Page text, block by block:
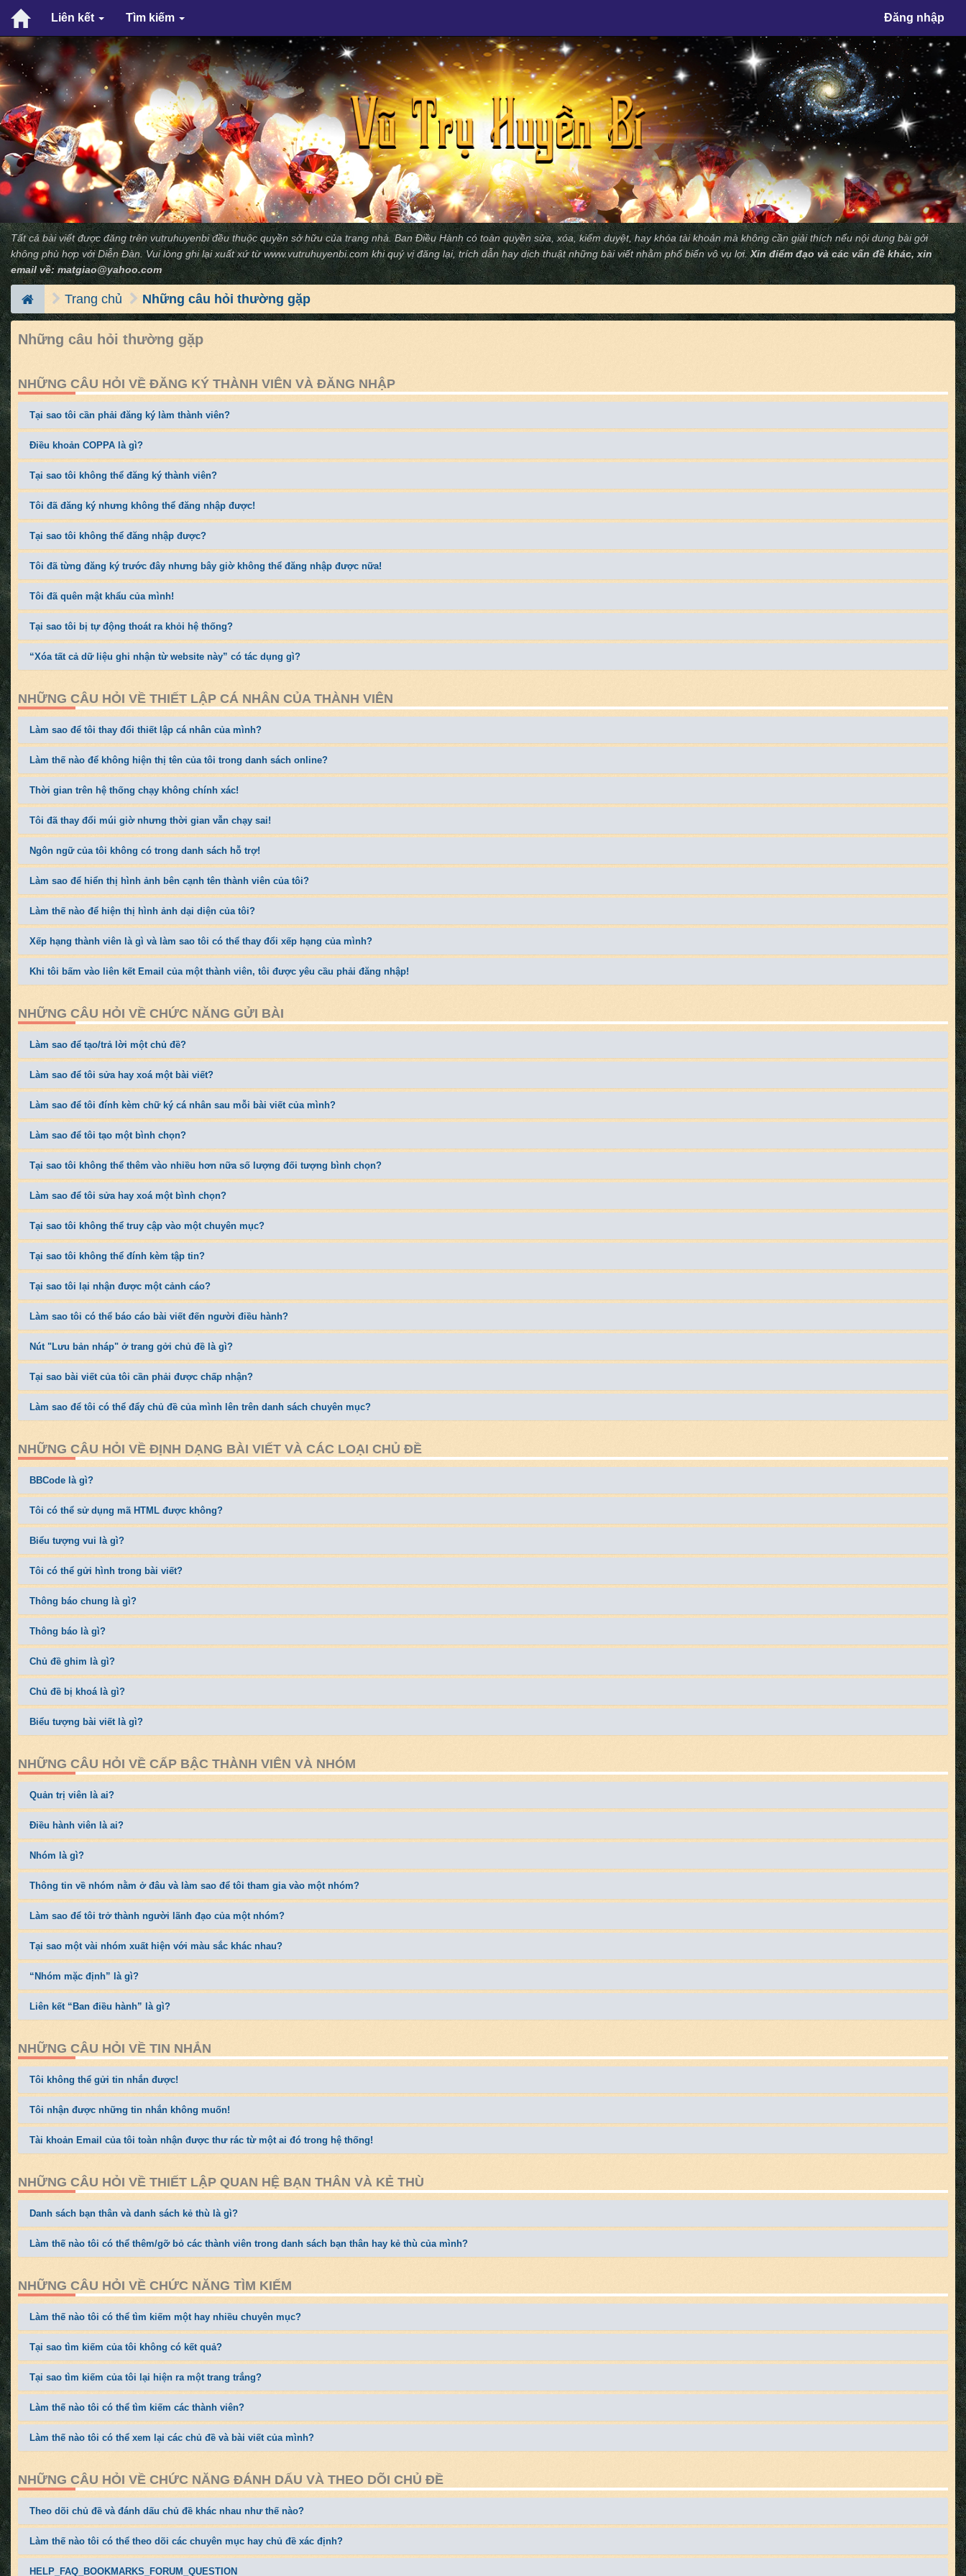
Liên kết Tìm kiếm Đăng nhập
×
Tất cả bài viết được đăng trên vutruhuyenbi đều thuộc quyền sở hữu của trang nhà. Ban Ðiều Hành có toàn quyền sửa, xóa, kiểm duyệt, hay khóa tài khoản mà không cần giải thích nếu nội dung bài gởi
không phù hợp với Diễn Ðàn. Vui lòng ghi lại xuất xứ từwww.vutruhuyenbi.com khi quý vị đăng lại, trích dẫn hay dịch thuật những bài viết nhằm phổ biến vô vụ lợi.Xin điểm đạo và các vấn đề khác, xin
email về:matgiao@yahoo.com
Trang chủ Những câu hỏi thường gặp
Những câu hỏi thường gặp
NHỮNG CÂU HỎI VỀ ĐĂNG KÝ THÀNH VIÊN VÀ ĐĂNG NHẬP
Tại sao tôi cần phải đăng ký làm thành viên?
Điều khoản COPPA là gì?
Tại sao tôi không thể đăng ký thành viên?
Tôi đã đăng ký nhưng không thể đăng nhập được!
Tại sao tôi không thể đăng nhập được?
Tôi đã từng đăng ký trước đây nhưng bây giờ không thể đăng nhập được nữa!
Tôi đã quên mật khẩu của mình!
Tại sao tôi bị tự động thoát ra khỏi hệ thống?
“Xóa tất cả dữ liệu ghi nhận từ website này” có tác dụng gì?
NHỮNG CÂU HỎI VỀ THIẾT LẬP CÁ NHÂN CỦA THÀNH VIÊN
Làm sao để tôi thay đổi thiết lập cá nhân của mình?
Làm thế nào để không hiện thị tên của tôi trong danh sách online?
Thời gian trên hệ thống chạy không chính xác!
Tôi đã thay đổi múi giờ nhưng thời gian vẫn chạy sai!
Ngôn ngữ của tôi không có trong danh sách hỗ trợ!
Làm sao để hiển thị hình ảnh bên cạnh tên thành viên của tôi?
Làm thế nào để hiện thị hình ảnh dại diện của tôi?
Xếp hạng thành viên là gì và làm sao tôi có thể thay đổi xếp hạng của mình?
Khi tôi bấm vào liên kết Email của một thành viên, tôi được yêu cầu phải đăng nhập!
NHỮNG CÂU HỎI VỀ CHỨC NĂNG GỬI BÀI
Làm sao để tạo/trả lời một chủ đề?
Làm sao để tôi sửa hay xoá một bài viết?
Làm sao để tôi đính kèm chữ ký cá nhân sau mỗi bài viết của mình?
Làm sao để tôi tạo một bình chọn?
Tại sao tôi không thể thêm vào nhiều hơn nữa số lượng đối tượng bình chọn?
Làm sao để tôi sửa hay xoá một bình chọn?
Tại sao tôi không thể truy cập vào một chuyên mục?
Tại sao tôi không thể đính kèm tập tin?
Tại sao tôi lại nhận được một cảnh cáo?
Làm sao tôi có thể báo cáo bài viết đến người điều hành?
Nút "Lưu bản nháp" ở trang gởi chủ đề là gì?
Tại sao bài viết của tôi cần phải được chấp nhận?
Làm sao để tôi có thể đẩy chủ đề của mình lên trên danh sách chuyên mục?
NHỮNG CÂU HỎI VỀ ĐỊNH DẠNG BÀI VIẾT VÀ CÁC LOẠI CHỦ ĐỀ
BBCode là gì?
Tôi có thể sử dụng mã HTML được không?
Biểu tượng vui là gì?
Tôi có thể gửi hình trong bài viết?
Thông báo chung là gì?
Thông báo là gì?
Chủ đề ghim là gì?
Chủ đề bị khoá là gì?
Biểu tượng bài viết là gì?
NHỮNG CÂU HỎI VỀ CẤP BẬC THÀNH VIÊN VÀ NHÓM
Quản trị viên là ai?
Điều hành viên là ai?
Nhóm là gì?
Thông tin về nhóm nằm ở đâu và làm sao để tôi tham gia vào một nhóm?
Làm sao để tôi trở thành người lãnh đạo của một nhóm?
Tại sao một vài nhóm xuất hiện với màu sắc khác nhau?
“Nhóm mặc định” là gì?
Liên kết “Ban điều hành” là gì?
NHỮNG CÂU HỎI VỀ TIN NHẮN
Tôi không thể gửi tin nhắn được!
Tôi nhận được những tin nhắn không muốn!
Tài khoản Email của tôi toàn nhận được thư rác từ một ai đó trong hệ thống!
NHỮNG CÂU HỎI VỀ THIẾT LẬP QUAN HỆ BẠN THÂN VÀ KẺ THÙ
Danh sách bạn thân và danh sách kẻ thù là gì?
Làm thế nào tôi có thể thêm/gỡ bỏ các thành viên trong danh sách bạn thân hay kẻ thù của mình?
NHỮNG CÂU HỎI VỀ CHỨC NĂNG TÌM KIẾM
Làm thế nào tôi có thể tìm kiếm một hay nhiều chuyên mục?
Tại sao tìm kiếm của tôi không có kết quả?
Tại sao tìm kiếm của tôi lại hiện ra một trang trắng?
Làm thế nào tôi có thể tìm kiếm các thành viên?
Làm thế nào tôi có thể xem lại các chủ đề và bài viết của mình?
NHỮNG CÂU HỎI VỀ CHỨC NĂNG ĐÁNH DẤU VÀ THEO DÕI CHỦ ĐỀ
Theo dõi chủ đề và đánh dấu chủ đề khác nhau như thế nào?
Làm thế nào tôi có thể theo dõi các chuyên mục hay chủ đề xác định?
HELP_FAQ_BOOKMARKS_FORUM_QUESTION